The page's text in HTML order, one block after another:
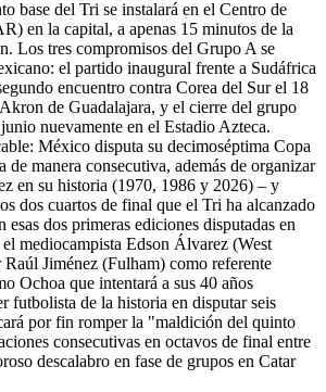
base del Tri se instalará en el Centro de
en la capital, a apenas 15 minutos de la
Los tres compromisos del Grupo A se
el partido inaugural frente a Sudáfrica
encuentro contra Corea del Sur el 18
de Guadalajara, y el cierre del grupo
nuevamente en el Estadio Azteca.
México disputa su decimoséptima Copa
manera consecutiva, además de organizar
en su historia (1970, 1986 y 2026) – y
dos cuartos de final que el Tri ha alcanzado
esas dos primeras ediciones disputadas en
mediocampista Edson Álvarez (West
Jiménez (Fulham) como referente
Ochoa que intentará a sus 40 años
futbolista de la historia en disputar seis
por fin romper la "maldición del quinto
consecutivas en octavos de final entre
descalabro en fase de grupos en Catar